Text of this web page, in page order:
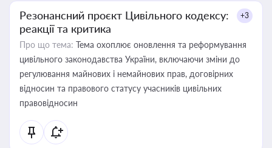
Резонансний проєкт Цивільного кодексу:
реакції та критика
+3
Про що тема: Тема охоплює оновлення та реформування
цивільного законодавства України, включаючи зміни до
регулювання майнових і немайнових прав, договірних
відносин та правового статусу учасників цивільних
правовідносин